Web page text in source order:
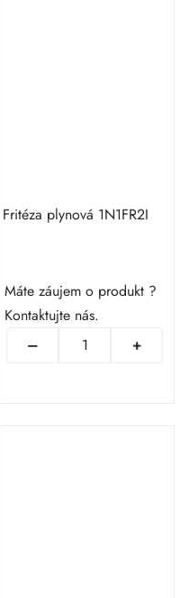
Fritéza plynová 1N1FR2I
Máte záujem o produkt ?
Kontaktujte nás.